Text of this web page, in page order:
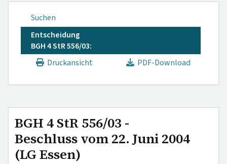
Suchen
Entscheidung
BGH 4 StR 556/03:
Druckansicht
PDF-Download
BGH 4 StR 556/03 -
Beschluss vom 22. Juni 2004
(LG Essen)